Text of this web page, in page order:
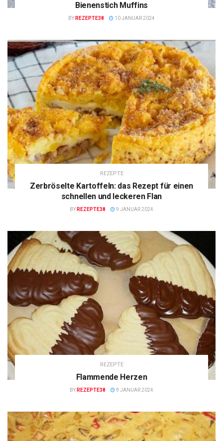
Bienenstich Muffins
BY REZEPTE38 10 JANUAR 2024
REZEPTE
Zerbröselte Kartoffeln: das Rezept für einen
schnellen und leckeren Flan
BY REZEPTE38 9 JANUAR 2024
REZEPTE
Flammende Herzen
BY REZEPTE38 9 JANUAR 2024